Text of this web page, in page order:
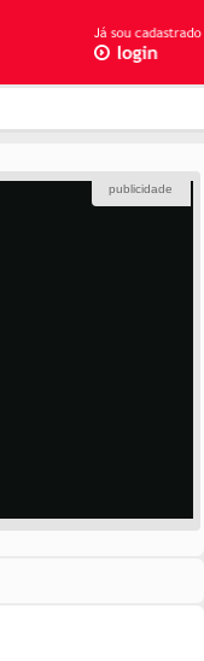
publicidade